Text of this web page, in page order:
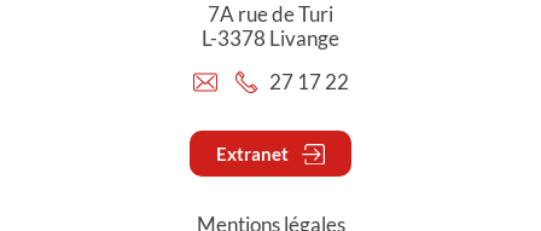
7A rue de Turi
L-3378 Livange
27 17 22
Extranet
Mentions légales